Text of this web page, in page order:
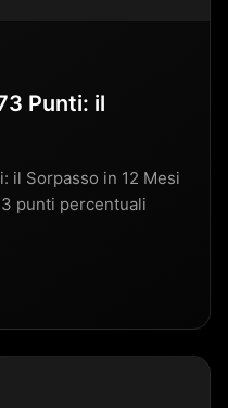
Punti: il
il Sorpasso in 12 Mesi
punti percentuali